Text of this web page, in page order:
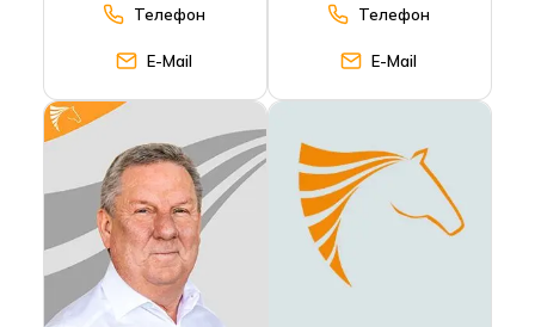
Телефон
E-Mail
Телефон
E-Mail